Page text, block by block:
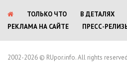
ТОЛЬКО ЧТО В ДЕТАЛЯХ
РЕКЛАМА НА САЙТЕ
ПРЕСС-
2002-2026 © RUpor.info. All rights